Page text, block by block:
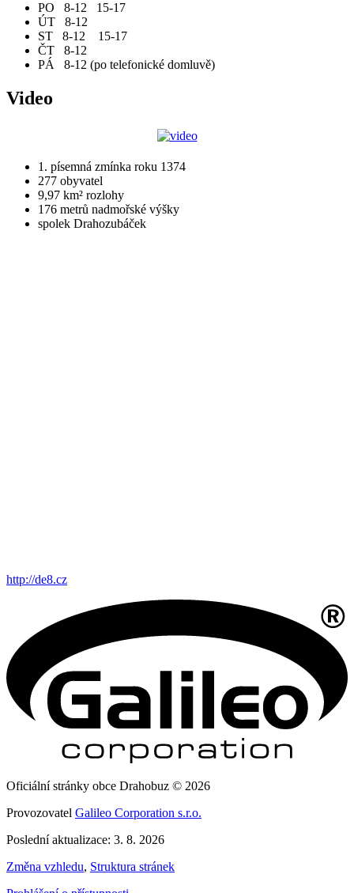
PO 8-12 15-17
ÚT 8-12
ST 8-12 15-17
ČT 8-12
PÁ 8-12 (po telefonické domluvě)
Video
1. písemná zmínka roku 1374
277 obyvatel
9,97 km² rozlohy
176 metrů nadmořské výšky
spolek Drahozubáček
http://de8.cz
Oficiální stránky obce Drahobuz © 2026
Provozovatel Galileo Corporation s.r.o.
Poslední aktualizace: 3. 8. 2026
Změna vzhledu, Struktura stránek